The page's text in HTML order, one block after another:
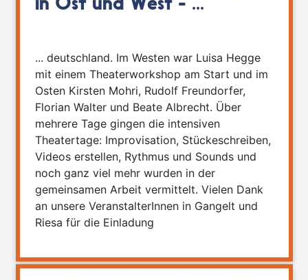
in Ost und West - ...
... deutschland. Im Westen war Luisa Hegge
mit einem Theaterworkshop am Start und im
Osten Kirsten Mohri, Rudolf Freundorfer,
Florian Walter und Beate Albrecht. Über
mehrere Tage gingen die intensiven
Theatertage: Improvisation, Stückeschreiben,
Videos erstellen, Rythmus und Sounds und
noch ganz viel mehr wurden in der
gemeinsamen Arbeit vermittelt. Vielen Dank
an unsere VeranstalterInnen in Gangelt und
Riesa für die Einladung